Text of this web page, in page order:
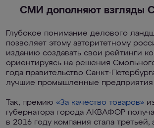
СМИ дополняют взгляды
Глубокое понимание делового
позволяет этому авторитетному
изданию создавать свои рейтинги
ориентируясь на решения
года правительство Санкт-
лучшие промышленные предприятия
Так, премию «За качество товаров»
губернатора города АКВАФОР
в 2016 году компания стала третьей,